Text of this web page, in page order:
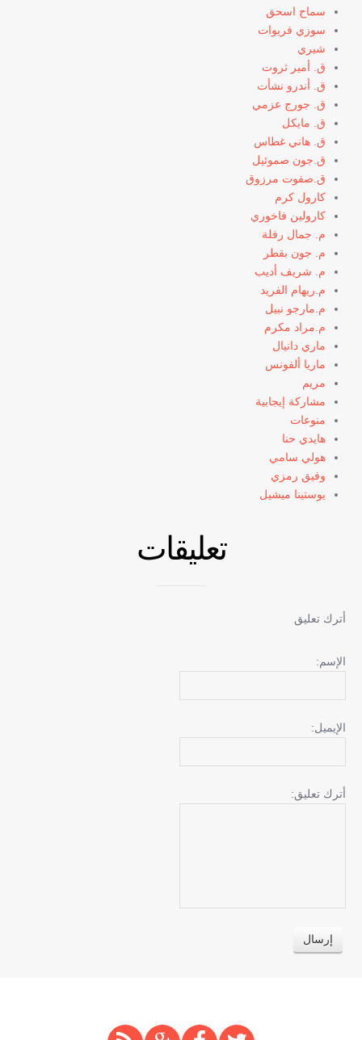
سماح اسحق
سوزي فريوات
شيري
ق. أمير ثروت
ق. أندرو نشأت
ق. جورج عزمي
ق. مايكل
ق. هاني غطاس
ق.جون صموئيل
ق.صفوت مرزوق
كارول كرم
كارولين فاخوري
م. جمال رفلة
م. جون بقطر
م. شريف أديب
م.ريهام الفريد
م.مارجو نبيل
م.مراد مكرم
ماري دانيال
ماريا ألفونس
مريم
مشاركة إيجابية
منوعات
هايدي حنا
هولي سامي
وفيق رمزي
يوستينا ميشيل
تعليقات
أترك تعليق
الإسم:
الإيميل:
أترك تعليق: